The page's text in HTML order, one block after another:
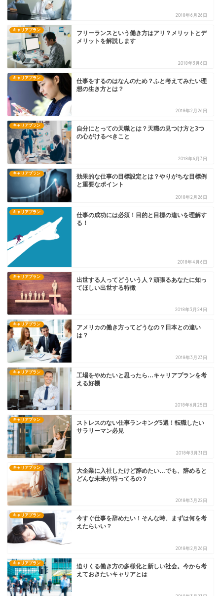
2018年6月26日
キャリアプラン
フリーランスという働き方はアリ？メリットとデ
メリットを解説します
2018年3月6日
キャリアプラン
仕事をするのはなんのため？ふと考えてみたい理
想の生き方とは？
2018年2月26日
キャリアプラン
自分にとっての天職とは？天職の見つけ方と3つ
の心がけるべきこと
2018年6月3日
キャリアプラン
効果的な仕事の目標設定とは？やりがちな目標例
と重要なポイント
2018年2月26日
キャリアプラン
仕事の成功には必須！目的と目標の違いを理解す
る！
2018年4月6日
キャリアプラン
出世する人ってどういう人？頑張るあなたに知っ
てほしい出世する特徴
2018年3月24日
キャリアプラン
アメリカの働き方ってどうなの？日本との違い
は？
2018年3月23日
キャリアプラン
工場をやめたいと思ったら…キャリアプランを考
える好機
2018年6月25日
キャリアプラン
ストレスのない仕事ランキング5選！転職したい
サラリーマン必見
2018年3月31日
キャリアプラン
大企業に入社したけど辞めたい…でも、辞めると
どんな未来が待ってるの？
2018年3月22日
キャリアプラン
今すぐ仕事を辞めたい！そんな時、まずは何を考
えたらいい？
2018年2月26日
キャリアプラン
迫りくる働き方の多様化と新しい社会。今から考
えておきたいキャリアとは